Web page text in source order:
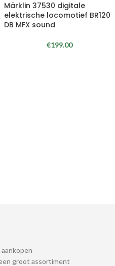
Märklin 37530 digitale
elektrische locomotief BR120
DB MFX sound
€199.00
groot assortiment